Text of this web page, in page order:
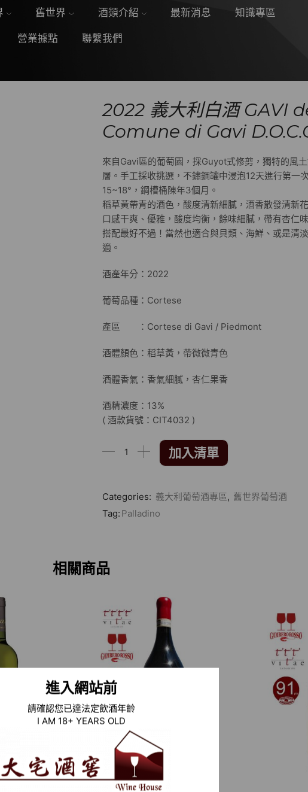
進入網站前
請確認您已達法定飲酒年齡
I AM 18+ YEARS OLD
舊世界 酒類介紹 最新消息 知識專區
營業據點 聯繫我們
2022 義大利白酒 GAVI
Comune di Gavi
來自Gavi區的葡萄園，採Guyot式修剪，獨特的風
層。手工採收挑選，不鏽鋼罐中浸泡12天進行第一
15~18°，鋼槽桶陳年3個月。
稻草黃帶青的酒色，酸度清新細膩，酒香散發清新
口感干爽、優雅，酸度均衡，餘味細膩，帶有杏仁
搭配最好不過！當然也適合與貝類、海鮮、或是清
適。
酒產年分：2022
葡萄品種：Cortese
產區 ：Cortese di Gavi / Piedmont
酒體顏色：稻草黃，帶微微青色
酒體香氣：香氣細膩，杏仁果香
酒精濃度：13%
( 酒款貨號：CIT4032 )
加入清單
Categories: 義大利葡萄酒專區, 舊世界葡萄酒
Tag: Palladino
相關商品